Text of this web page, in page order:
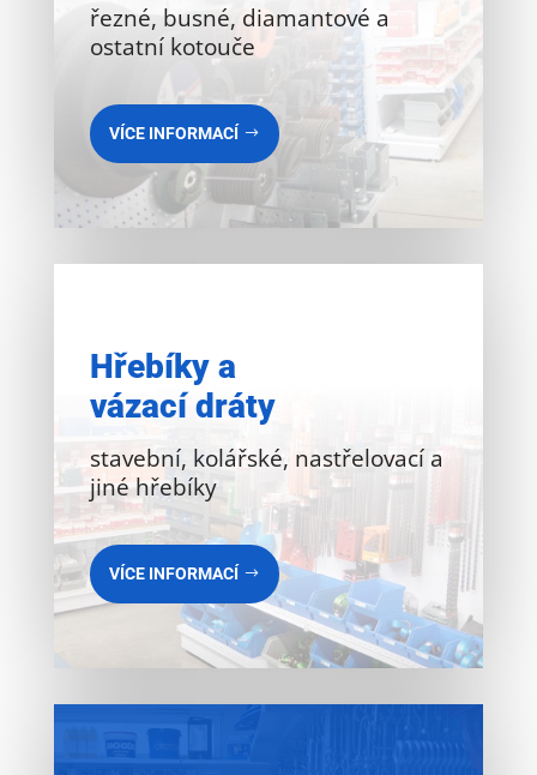
řezné, busné, diamantové a
ostatní kotouče
VÍCE INFORMACÍ
Hřebíky a
vázací dráty
stavební, kolářské, nastřelovací a
jiné hřebíky
VÍCE INFORMACÍ